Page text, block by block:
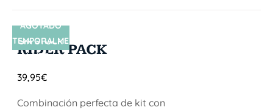
SIN STOCK
AGOTADO
TEMPORALME
NTE
RIDER PACK
39,95€
Combinación perfecta de kit con